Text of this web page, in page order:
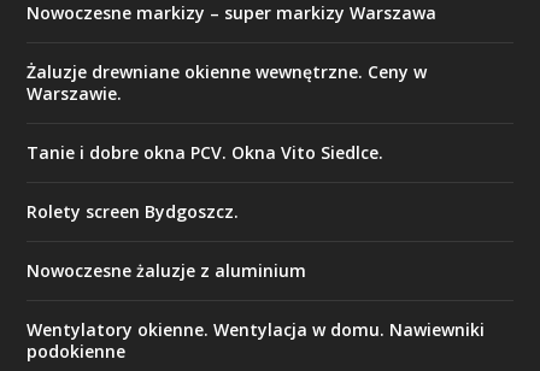
Nowoczesne markizy – super markizy Warszawa
Żaluzje drewniane okienne wewnętrzne. Ceny w
Warszawie.
Tanie i dobre okna PCV. Okna Vito Siedlce.
Rolety screen Bydgoszcz.
Nowoczesne żaluzje z aluminium
Wentylatory okienne. Wentylacja w domu. Nawiewniki
podokienne